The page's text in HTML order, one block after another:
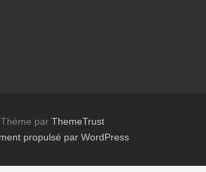
Thème par ThemeTrust
propulsé par WordPress